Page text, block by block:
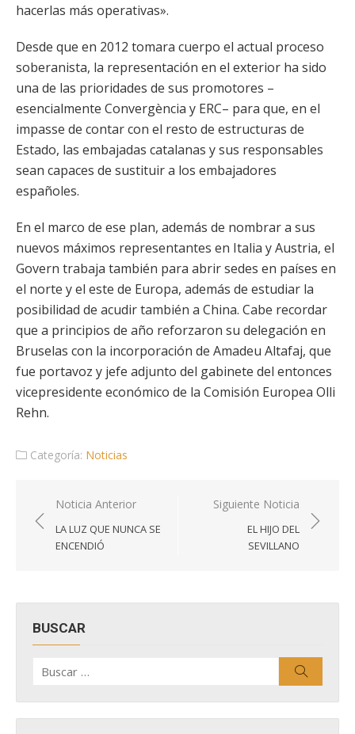
hacerlas más operativas».
Desde que en 2012 tomara cuerpo el actual proceso
soberanista, la representación en el exterior ha sido
una de las prioridades de sus promotores –
esencialmente Convergència y ERC– para que, en el
impasse de contar con el resto de estructuras de
Estado, las embajadas catalanas y sus responsables
sean capaces de sustituir a los embajadores
españoles.
En el marco de ese plan, además de nombrar a sus
nuevos máximos representantes en Italia y Austria, el
Govern trabaja también para abrir sedes en países en
el norte y el este de Europa, además de estudiar la
posibilidad de acudir también a China. Cabe recordar
que a principios de año reforzaron su delegación en
Bruselas con la incorporación de Amadeu Altafaj, que
fue portavoz y jefe adjunto del gabinete del entonces
vicepresidente económico de la Comisión Europea Olli
Rehn.
Categoría: Noticias
Navegación
de
entradas
Noticia Anterior
LA LUZ QUE NUNCA SE
ENCENDIÓ
Siguiente Noticia
EL HIJO DEL
SEVILLANO
BUSCAR
por: